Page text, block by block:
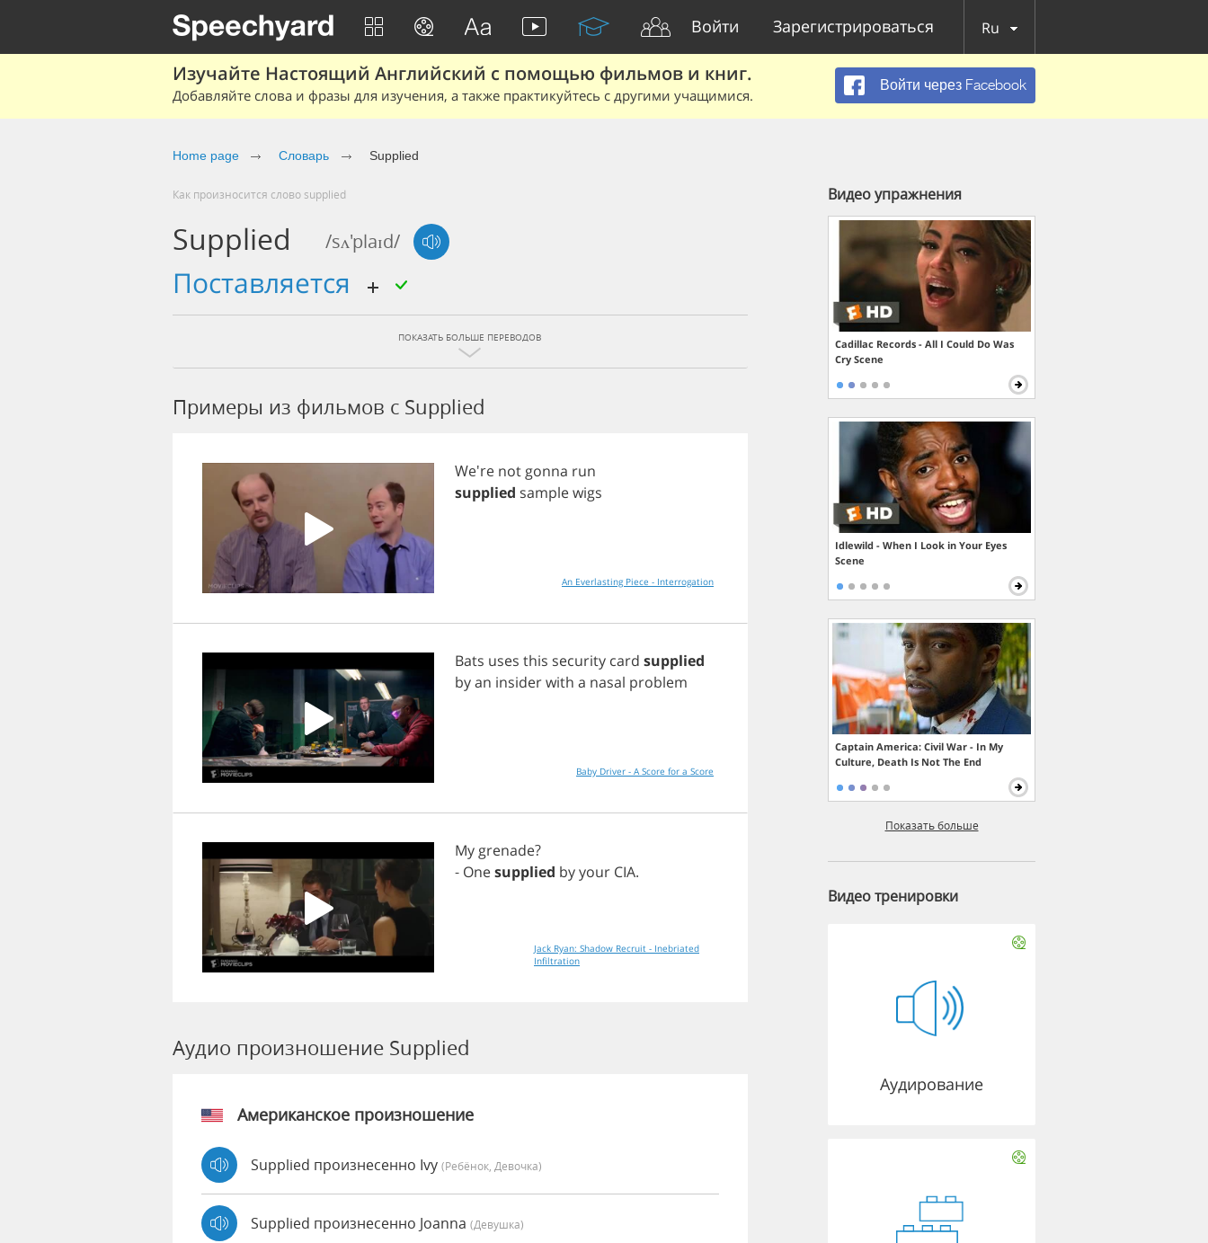
Войти Зарегистрироваться Ru
Изучайте Настоящий Английский с помощью фильмов и книг.
Добавляйте слова и фразы для изучения, а также практикуйтесь с другими учащимися.
Войти через Facebook
Home page Словарь Supplied
Как произносится слово supplied
Supplied /sʌ'plaɪd/
поставляется
ПОКАЗАТЬ БОЛЬШЕ ПЕРЕВОДОВ
Примеры из фильмов c Supplied
We're not gonna run
supplied samplewigs
An Everlasting Piece - Interrogation
Bats uses this security card supplied
byan insiderwith a nasal problem
Baby Driver - A Score for a Score
My grenade?
- Onesupplied byyour CIA.
Jack Ryan: Shadow Recruit - Inebriated
Infiltration
Аудио произношение Supplied
Американское произношение
Supplied произнесенно Ivy (Ребёнок, Девочка)
Supplied произнесенно Joanna (девушка)
Видео упражнения
Cadillac Records - All I Could Do Was
Cry Scene
Idlewild - When I Look in Your Eyes
Scene
Captain America: Civil War - In My
Culture, Death Is Not The End
Показать больше
Видео тренировки
Аудирование